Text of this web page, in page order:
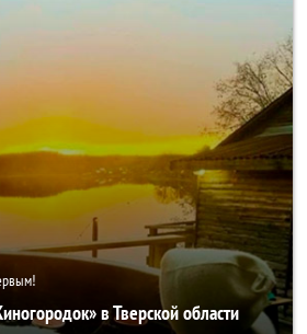
в Тверской области